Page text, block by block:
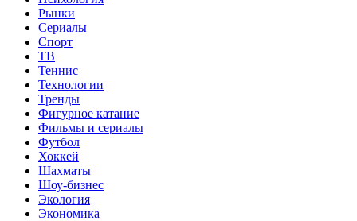
Рынки
Сериалы
Спорт
ТВ
Теннис
Технологии
Тренды
Фигурное катание
Фильмы и сериалы
Футбол
Хоккей
Шахматы
Шоу-бизнес
Экология
Экономика